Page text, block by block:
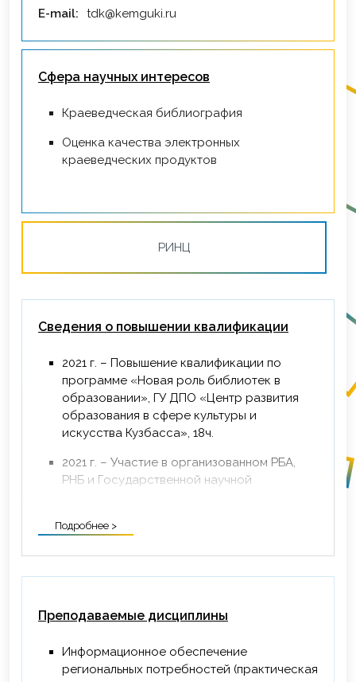
E-mail:
tdk@kemguki.ru
Сфера научных интересов
Краеведческая библиография
Оценка качества электронных
краеведческих продуктов
РИНЦ
Сведения о повышении квалификации
2021 г. – Повышение квалификации по
программе «Новая роль библиотек в
образовании», ГУ ДПО «Центр развития
образования в сфере культуры и
искусства Кузбасса», 18ч.
2021 г. – Участие в организованном РБА,
РНБ и Государственной научной
семинаре «Проблемы краеведческой
семинар «Вопросы организации
предоставления услуг и инвалидам и
лицам с ОВЗ», Г. Москва, РГБ
Подробнее >
Преподаваемые дисциплины
Информационное обеспечение
региональных потребностей (практическая